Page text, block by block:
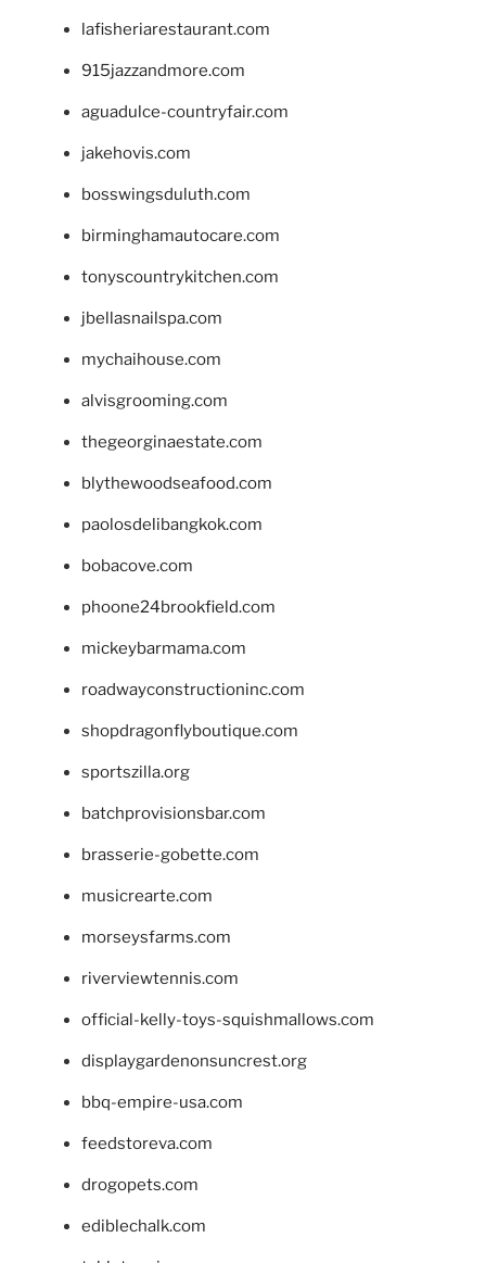
lafisheriarestaurant.com
915jazzandmore.com
aguadulce-countryfair.com
jakehovis.com
bosswingsduluth.com
birminghamautocare.com
tonyscountrykitchen.com
jbellasnailspa.com
mychaihouse.com
alvisgrooming.com
thegeorginaestate.com
blythewoodseafood.com
paolosdelibangkok.com
bobacove.com
phoone24brookfield.com
mickeybarmama.com
roadwayconstructioninc.com
shopdragonflyboutique.com
sportszilla.org
batchprovisionsbar.com
brasserie-gobette.com
musicrearte.com
morseysfarms.com
riverviewtennis.com
official-kelly-toys-squishmallows.com
displaygardenonsuncrest.org
bbq-empire-usa.com
feedstoreva.com
drogopets.com
ediblechalk.com